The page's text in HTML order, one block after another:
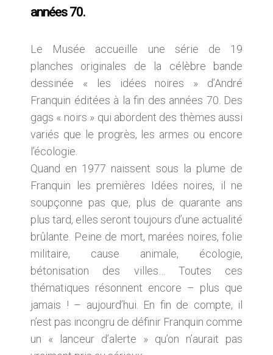
années 70.
Le Musée accueille une série de 19
planches originales de la célèbre bande
dessinée « les idées noires » d’André
Franquin éditées à la fin des années 70. Des
gags « noirs » qui abordent des thèmes aussi
variés que le progrès, les armes ou encore
l’écologie.
Quand en 1977 naissent sous la plume de
Franquin les premières Idées noires, il ne
soupçonne pas que, plus de quarante ans
plus tard, elles seront toujours d’une actualité
brûlante. Peine de mort, marées noires, folie
militaire, cause animale, écologie,
bétonisation des villes… Toutes ces
thématiques résonnent encore – plus que
jamais ! – aujourd’hui. En fin de compte, il
n’est pas incongru de définir Franquin comme
un « lanceur d’alerte » qu’on n’aurait pas